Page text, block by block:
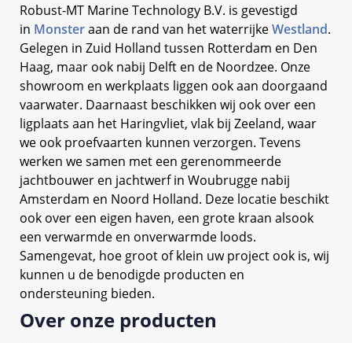
Robust-MT Marine Technology B.V. is gevestigd
in Monsteraan de rand van het waterrijkeWestland.
Gelegen in Zuid Holland tussen Rotterdam en Den
Haag, maar ook nabij Delft en de Noordzee. Onze
showroom en werkplaats liggen ook aan doorgaand
vaarwater. Daarnaast beschikken wij ook over een
ligplaats aan het Haringvliet, vlak bij Zeeland, waar
we ook proefvaarten kunnen verzorgen. Tevens
werken we samen met een gerenommeerde
jachtbouwer en jachtwerf in Woubrugge nabij
Amsterdam en Noord Holland. Deze locatie beschikt
ook over een eigen haven, een grote kraan alsook
een verwarmde en onverwarmde loods.
Samengevat, hoe groot of klein uw project ook is, wij
kunnen u de benodigde producten en
ondersteuning bieden.
Over onze producten